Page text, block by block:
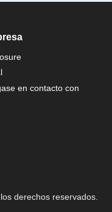
en contacto con
derechos reservados.